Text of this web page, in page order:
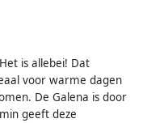
is allebei! Dat
voor warme dagen
De Galena is door
geeft deze